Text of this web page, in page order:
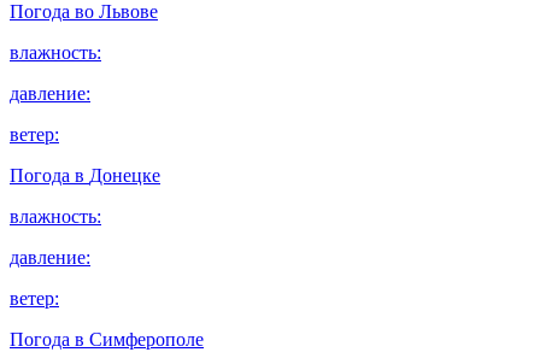
Погода во Львове
влажность:
давление:
ветер:
Погода в Донецке
влажность:
давление:
ветер:
Погода в Симферополе